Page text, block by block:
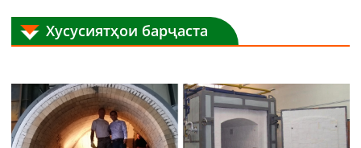
Хусусиятҳои барҷаста